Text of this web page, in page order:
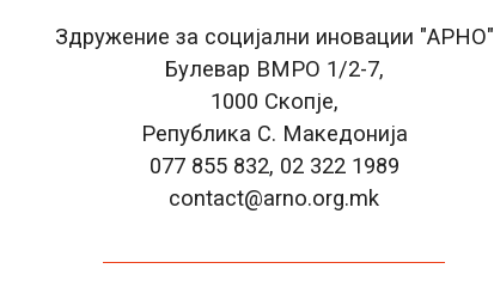
Здружение за социјални иновации "АРНО"
Булевар ВМРО 1/2-7,
1000 Скопје,
Република С. Македонија
077 855 832, 02 322 1989
contact@arno.org.mk